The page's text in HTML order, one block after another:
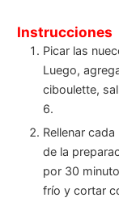
Instrucciones
Picar las
Luego,
ciboulette,
6.
Rellenar
de la
por 30
frío y cortar